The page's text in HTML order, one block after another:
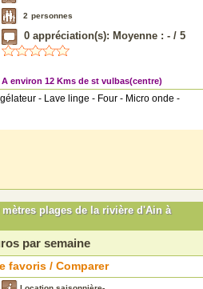
2 personnes
0 appréciation(s): Moyenne : - / 5
A environ 12 Kms de st vulbas(centre)
- Lave linge - Four - Micro onde -
plages de la rivière d'Ain à
par semaine
favoris / Comparer